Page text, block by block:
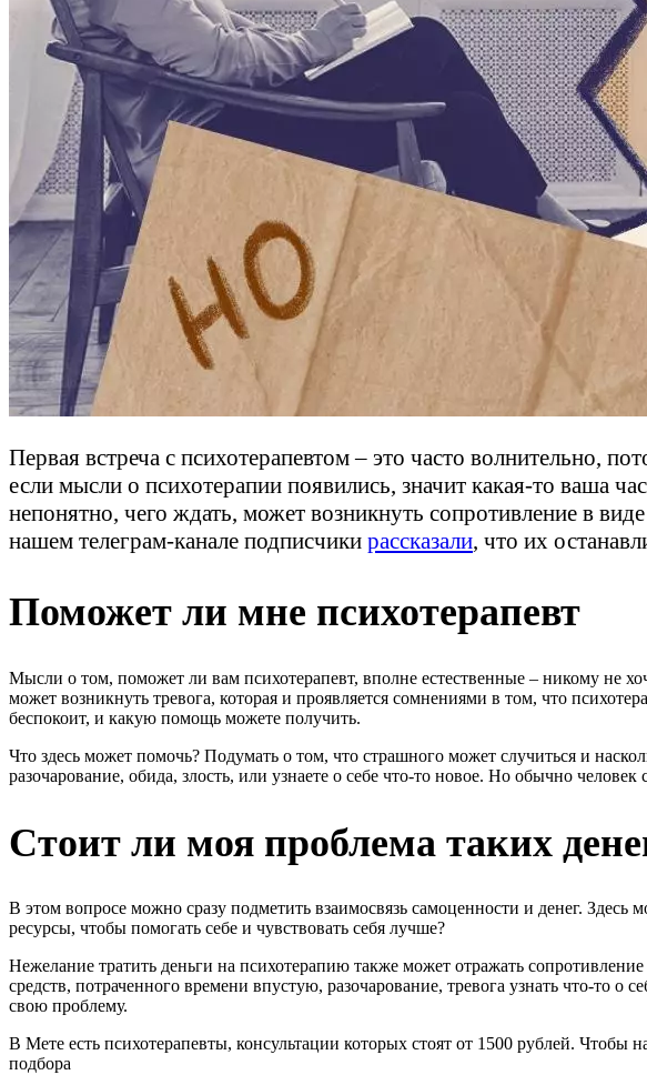
Первая встреча с психотерапевтом – это часто волнительно,
если мысли о психотерапии появились, значит какая-то ваша
непонятно, чего ждать, может возникнуть сопротивление в
нашем телеграм-канале подписчики рассказали, что их
Поможет ли мне психотерапевт
Мысли о том, поможет ли вам психотерапевт, вполне естественные – никому не
может возникнуть тревога, которая и проявляется сомнениями в том, что
беспокоит, и какую помощь можете получить.
Что здесь может помочь? Подумать о том, что страшного может случиться и
разочарование, обида, злость, или узнаете о себе что-то новое. Но обычно
Стоит ли моя проблема таких
В этом вопросе можно сразу подметить взаимосвязь самоценности и денег.
ресурсы, чтобы помогать себе и чувствовать себя лучше?
Нежелание тратить деньги на психотерапию также может отражать
средств, потраченного времени впустую, разочарование, тревога узнать что-то
свою проблему.
В Мете есть психотерапевты, консультации которых стоят от 1500 рублей.
подбора